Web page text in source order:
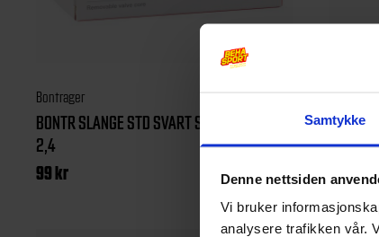
Samtykke
Denne nettsiden
Vi bruker
analysere trafikken vår.
Bontrager
BONTR SLANGE STD SVART SCHRADE 29×2-
2,4
99kr
69kr